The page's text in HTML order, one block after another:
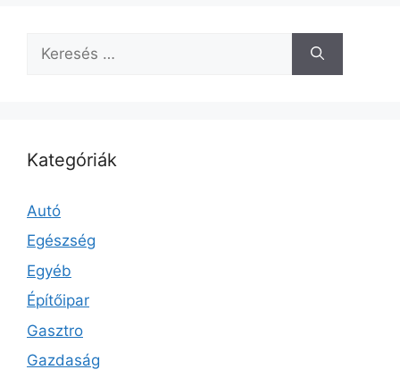
Keresés:
Kategóriák
Autó
Egészség
Egyéb
Építőipar
Gasztro
Gazdaság